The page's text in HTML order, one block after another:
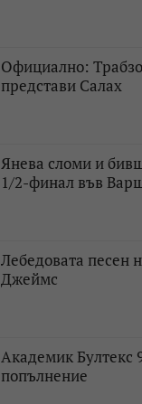
Официално:
представи Салах
Янева сломи и
1/2-финал във
Лебедовата песен
Джеймс
Академик Бултекс
попълнение